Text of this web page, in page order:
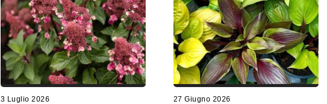
3 Luglio 2026 27 Giugno 2026